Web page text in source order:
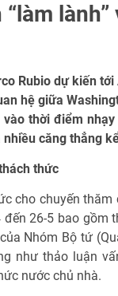
Rubio dự kiến
hệ giữa
thời điểm
căng thẳng
thức
cho chuyến thăm
đến 26-5 bao gồm
Nhóm Bộ tứ
như thảo luận
nước chủ nhà.